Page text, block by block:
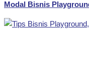
Modal Bisnis